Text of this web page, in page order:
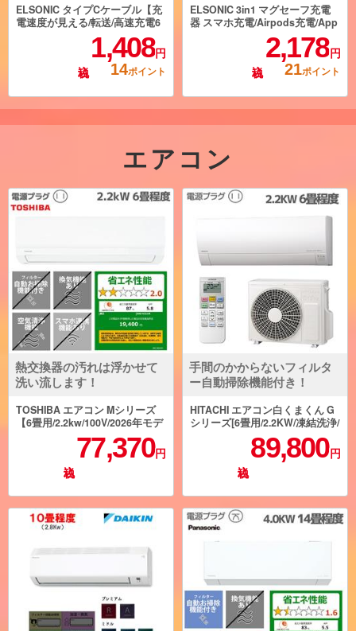
ELSONIC タイプCケーブル【充
電速度が見える/転送/高速充電6
0W/1.5m】 ECY-MCC601,408円
14ポイント
ELSONIC 3in1 マグセーフ充電
器 スマホ充電/Airpods充電/App
lewatch充電/ワイヤレス充電 EC
2,178 円
21ポイント
エアコン
熱交換器の汚れは浮かせて
洗い流します！
TOSHIBA エアコン Mシリーズ
【6畳用/2.2kw/100V/2026年モデ
ル】 RAS-V221M-W-ESET
77,370円
手間のかからないフィルタ
ー自動掃除機能付き！
HITACHI エアコン白くまくん G
シリーズ[6畳用/2.2KW/凍結洗浄/
フィルター自動お掃除/2025年モ
デル] RAS-GR2225S-W-ESET
89,800 円